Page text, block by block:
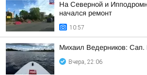
На Северной и
начался ремонт
10:57
Михаил Ведерников:
Вчера, 22:06